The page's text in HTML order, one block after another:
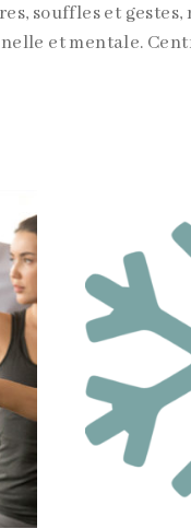
souffles et
et mentale.